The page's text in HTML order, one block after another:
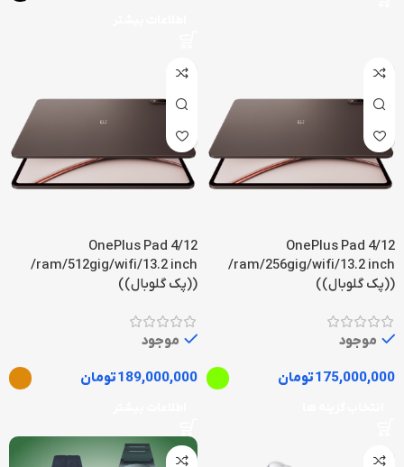
OnePlus Pad 4/12
ram/256gig/wifi/13.2 inch/
((پک گلوبال))
موجود
175,000,000تومان
OnePlus Pad 4/12
ram/512gig/wifi/13.2 inch/
((پک گلوبال))
موجود
189,000,000تومان